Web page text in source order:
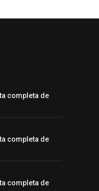
completa de
completa de
completa de